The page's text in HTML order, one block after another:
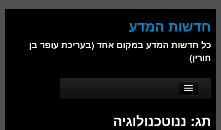
חדשות המדע
כל חדשות המדע במקום אחד (בעריכת עופר בן
חורין)
Main menu
Skip to primary content
Skip to secondary content
אודותתג: ננוטכנולוגיה